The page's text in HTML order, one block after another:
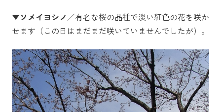
▼ソメイヨシノ／有名な桜の品種で淡い紅色の花を咲か
せます（この日はまだまだ咲いていませんでしたが）。